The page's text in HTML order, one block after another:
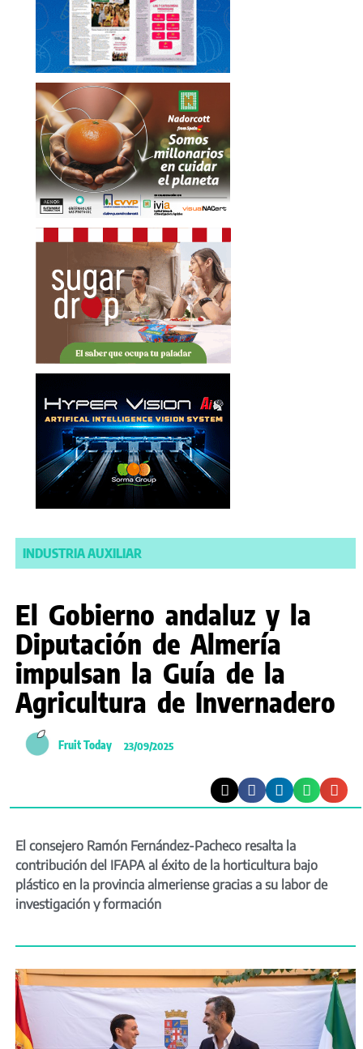
INDUSTRIA AUXILIAR
El Gobierno andaluz y la
Diputación de Almería
impulsan la Guía de la
Agricultura de Invernadero
Fruit Today 23/09/2025
El consejero Ramón Fernández-Pacheco resalta la
contribución del IFAPA al éxito de la horticultura bajo
plástico en la provincia almeriense gracias a su labor de
investigación y formación